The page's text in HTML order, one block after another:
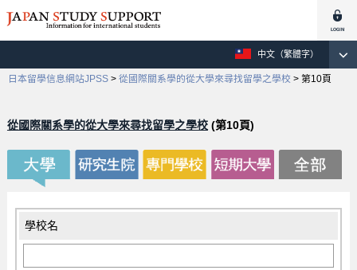
中文（繁體字）
日本留學信息網站JPSS > 從國際關系學的從大學來尋找留學之學校 > 第10頁
從國際關系學的從大學來尋找留學之學校(第10頁)
學校名